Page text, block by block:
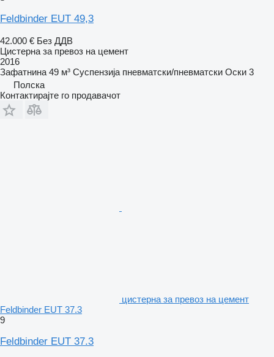
Feldbinder EUT 49,3
42.000 € Без ДДВ
Цистерна за превоз на цемент
2016
Зафатнина 49 м³ Суспензија пневматски/пневматски Оски 3
Полска
Контактирајте го продавачот
цистерна за превоз на цемент
Feldbinder EUT 37.3
9
Feldbinder EUT 37.3